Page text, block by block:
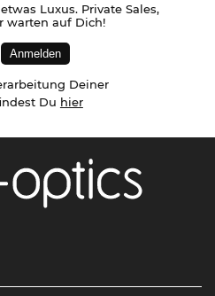
Luxus. Private Sales,
warten auf Dich!
Deiner
Du hier